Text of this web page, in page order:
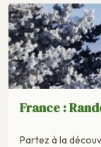
France :
Partez à la